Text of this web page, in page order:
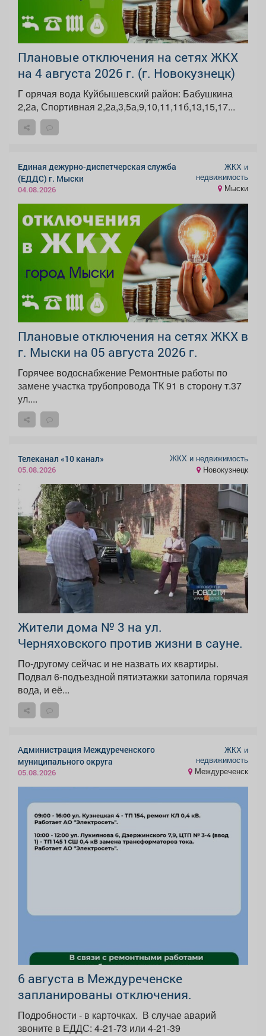
Плановые отключения на сетях ЖКХ
на 4 августа 2026 г. (г. Новокузнецк)
Г орячая вода Куйбышевский район: Бабушкина
2,2а, Спортивная 2,2а,3,5а,9,10,11,11б,13,15,17...
Единая дежурно-диспетчерская служба
(ЕДДС) г. Мыски
04.08.2026
ЖКХ и
недвижимость
Мыски
Плановые отключения на сетях ЖКХ в
г. Мыски на 05 августа 2026 г.
Горячее водоснабжение Ремонтные работы по
замене участка трубопровода ТК 91 в сторону т.37
ул....
Телеканал «10 канал»
05.08.2026
ЖКХ и недвижимость
Новокузнецк
Жители дома № 3 на ул.
Черняховского против жизни в сауне.
По-другому сейчас и не назвать их квартиры.
Подвал 6-подъездной пятиэтажки затопила горячая
вода, и её...
Администрация Междуреченского
муниципального округа
05.08.2026
ЖКХ и
недвижимость
Междуреченск
6 августа в Междуреченске
запланированы отключения.
Подробности - в карточках. ️ В случае аварий
звоните в ЕДДС: 4-21-73 или 4-21-39